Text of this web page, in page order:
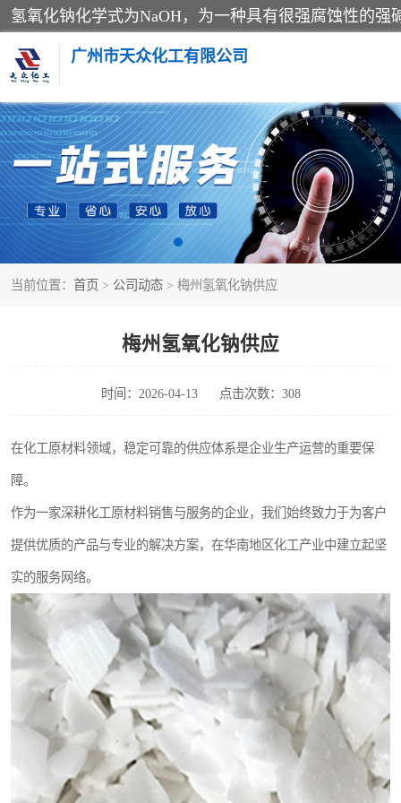
广州市天众化工有限公司
当前位置： 首页 > 公司动态 > 梅州氢氧化钠供应
梅州氢氧化钠供应
时间：2026-04-13 点击次数：308
在化工原材料领域，稳定可靠的供应体系是企业生产运营的重要保
障。
作为一家深耕化工原材料销售与服务的企业，我们始终致力于为客户
提供优质的产品与专业的解决方案，在华南地区化工产业中建立起坚
实的服务网络。
亚硝酸钠
纯碱
草酸
聚合氯化铝
氯酸钠
磷酸氢二钾
保险粉
过硫酸钠
尿素
聚合硫酸铁